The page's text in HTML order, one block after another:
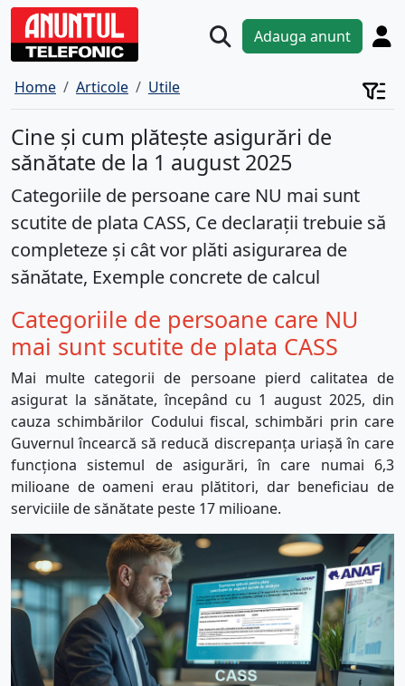
Adauga anunt
Home Articole Utile
Cine și cum plătește asigurări de
sănătate de la 1 august 2025
Categoriile de persoane care NU mai sunt
scutite de plata CASS, Ce declarații trebuie să
completeze și cât vor plăti asigurarea de
sănătate, Exemple concrete de calcul
Categoriile de persoane care NU
mai sunt scutite de plata CASS
Mai multe categorii de persoane pierd calitatea de
asigurat la sănătate, începând cu 1 august 2025, din
cauza schimbărilor Codului fiscal, schimbări prin care
Guvernul încearcă să reducă discrepanța uriașă în care
funcționa sistemul de asigurări, în care numai 6,3
milioane de oameni erau plătitori, dar beneficiau de
serviciile de sănătate peste 17 milioane.